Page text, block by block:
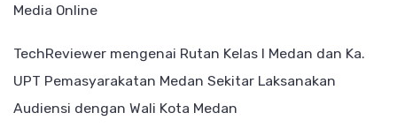
Media Online
TechReviewer mengenai Rutan Kelas I Medan dan Ka.
UPT Pemasyarakatan Medan Sekitar Laksanakan
Audiensi dengan Wali Kota Medan